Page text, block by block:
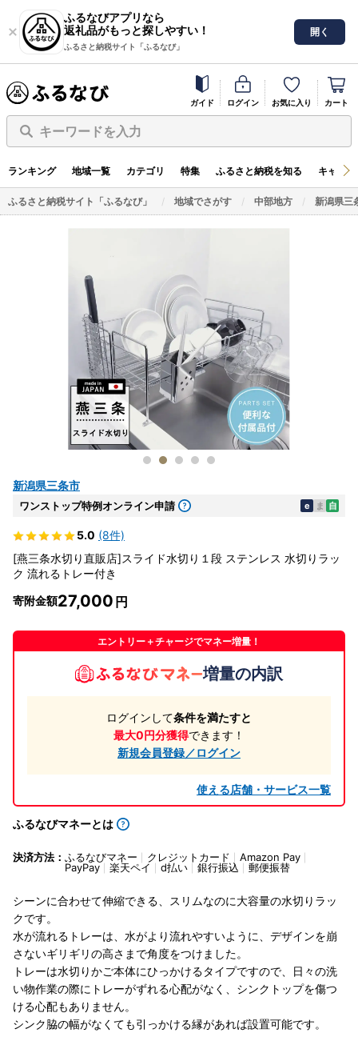
ふるなびアプリなら
返礼品がもっと探しやすい！
ふるさと納税サイト「ふるなび」
開く
ガイド ログイン お気に入り カート
キーワードを入力
ランキング 地域一覧 カテゴリ 特集 ふるさと納税を知る キャン
ふるさと納税サイト「ふるなび」 地域でさがす 中部地方 新潟県三
新潟県三条市
ワンストップ特例オンライン申請 e ま 自
5.0 (8件)
[燕三条水切り直販店]スライド水切り１段 ステンレス 水切りラッ
ク 流れるトレー付き
寄附金額27,000
エントリー＋チャージでマネー増量！
増量の内訳
ログインして条件を満たすと
最大0円分獲得できます！
新規会員登録／ログイン
使える店舗・サービス一覧
ふるなびマネーとは
決済方法： ふるなびマネー クレジットカード
Amazon Pay
PayPay
楽天ペイ d払い 銀行振込 郵便振替
シーンに合わせて伸縮できる、スリムなのに大容量の水切りラッ
クです。
水が流れるトレーは、水がより流れやすいように、デザインを崩
さないギリギリの高さまで角度をつけました。
トレーは水切りかご本体にひっかけるタイプですので、日々の洗
い物作業の際にトレーがずれる心配がなく、シンクトップを傷つ
ける心配もありません。
シンク脇の幅がなくても引っかける縁があれば設置可能です。